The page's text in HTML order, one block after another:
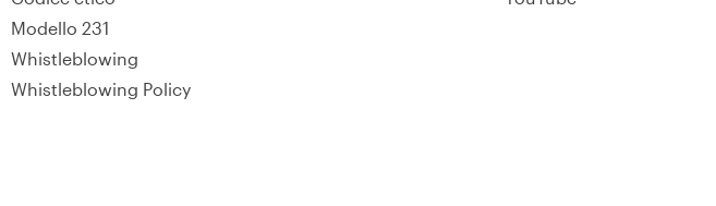
Modello 231
Whistleblowing
Whistleblowing Policy